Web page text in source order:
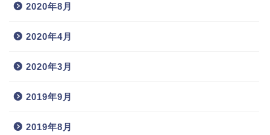
2020年8月
2020年4月
2020年3月
2019年9月
2019年8月